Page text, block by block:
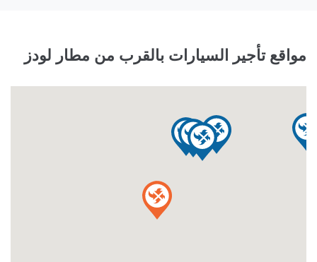
مواقع تأجير السيارات بالقرب من مطار لودز